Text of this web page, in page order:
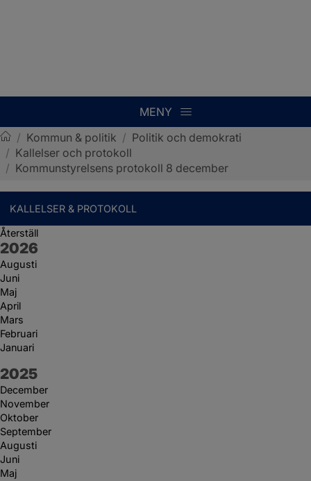
MENY
Sotenäs kommun
/ Kommun & politik / Politik och demokrati
/ Kallelser och protokoll
/ Kommunstyrelsens protokoll 8 december
KALLELSER & PROTOKOLL
Återställ
År:
2026
Augusti
Juni
Maj
April
Mars
Februari
Januari
År:
2025
December
November
Oktober
September
Augusti
Juni
Maj